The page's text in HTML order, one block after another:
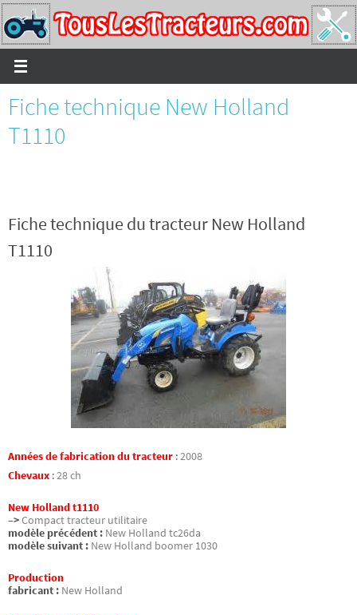
Passer
vers
le
contenu
Fiche technique New Holland
T1110
Fiche technique du tracteur New Holland
T1110
Années de fabrication du tracteur :2008
Chevaux :28 ch
New Holland t1110
–>Compact tracteur utilitaire
modèle précédent : New Holland tc26da
modèle suivant : New Holland boomer 1030
Production
fabricant : New Holland